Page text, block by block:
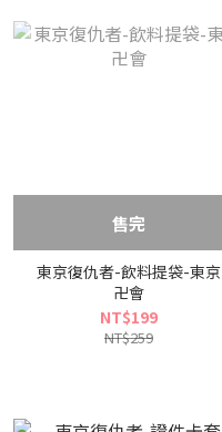
售完
東京復仇者-飲料提袋-東京
卍會
NT$199
NT$259